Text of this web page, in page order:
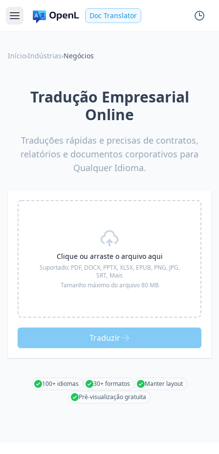
Doc Translator
Início›Indústrias›Negócios
Tradução Empresarial
Online
Traduções rápidas e precisas de contratos,
relatórios e documentos corporativos para
Qualquer Idioma.
Clique ou arraste o arquivo aqui
Suportado: PDF, DOCX, PPTX, XLSX, EPUB, PNG, JPG,
SRT, Mais
Tamanho máximo do arquivo 80 MB
Traduzir
100+ idiomas 30+ formatos
Manter layout
Pré-visualização gratuita